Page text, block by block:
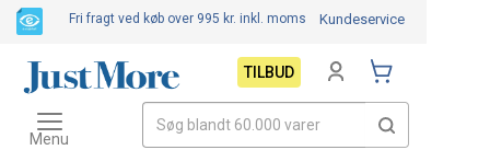
Fri fragt ved køb over 995 kr. inkl. moms Kundeservice
TILBUD
Toggle
navigation
Menu